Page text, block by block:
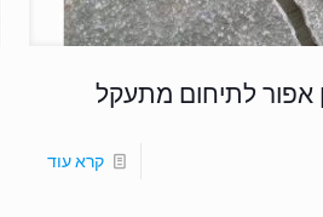
אפור לתיחום מתעקל
קרא עוד